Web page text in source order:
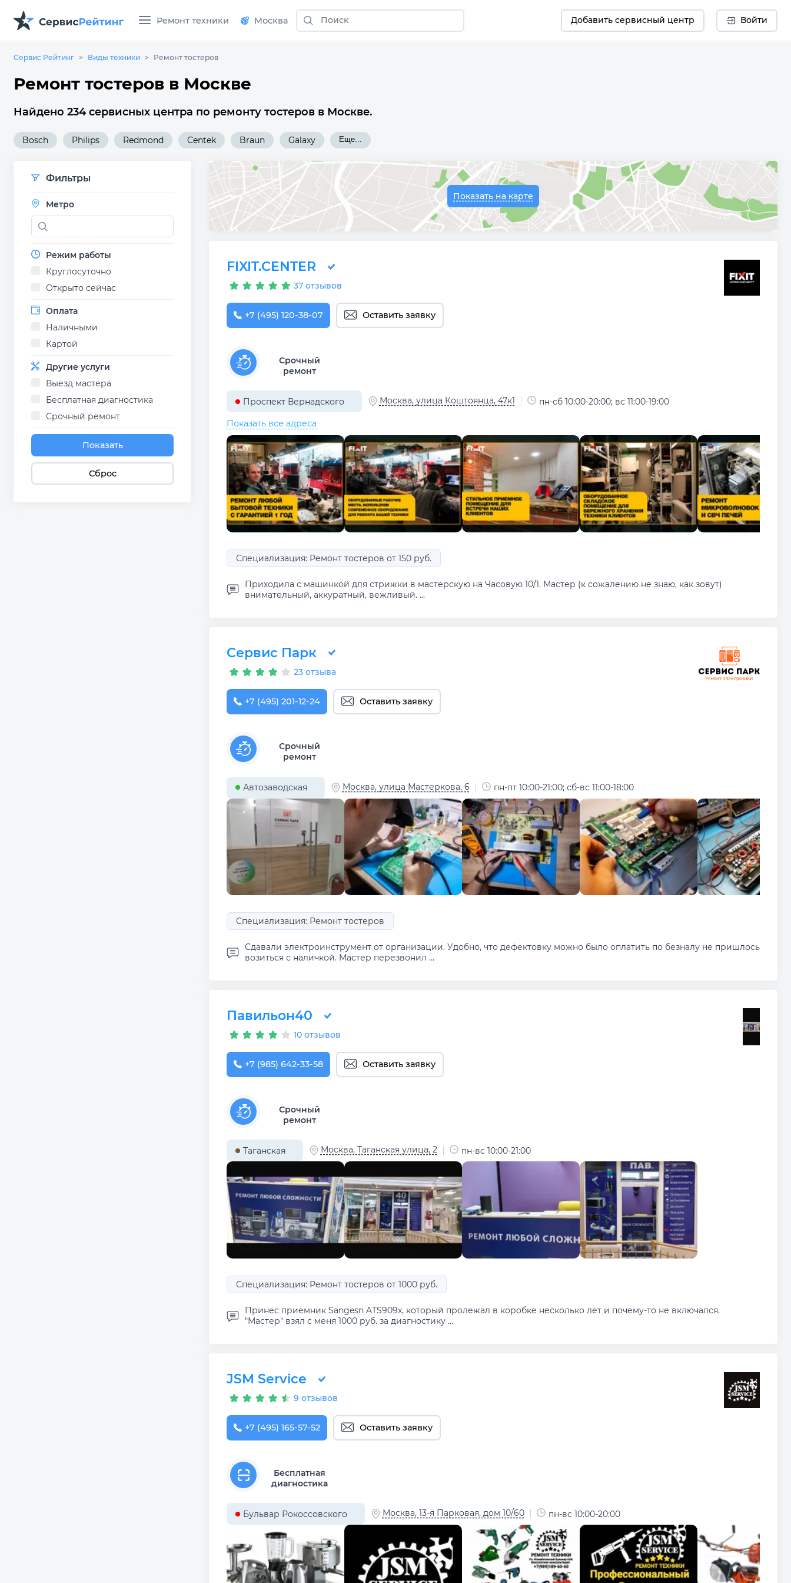
Ремонт техники Москва Добавить сервисный центр Войти
Сервис Рейтинг Виды техники Ремонт тостеров
Ремонт тостеров в Москве
Найдено 234 сервисных центра по ремонту тостеров в Москве.
Bosch Philips Redmond Centek Braun Galaxy Еще...
Фильтры
Метро
Режим работы
Круглосуточно
Открыто сейчас
Оплата
Наличными
Картой
Другие услуги
Выезд мастера
Бесплатная диагностика
Срочный ремонт
Показать
Сброс
Показать на карте
FIXIT.CENTER
37 отзывов
+7 (495) 120-38-07 Оставить заявку
Срочный
ремонт
Проспект Вернадского Москва, улица Коштоянца, 47к1 пн-сб 10:00-20:00; вс 11:00-19:00
Показать все адреса
Специализация: Ремонт тостеров от 150 руб.
Приходила с машинкой для стрижки в мастерскую на Часовую 10/1. Мастер (к сожалению не знаю, как зовут)
внимательный, аккуратный, вежливый. ...
Сервис Парк
23 отзыва
+7 (495) 201-12-24 Оставить заявку
Срочный
ремонт
Автозаводская Москва, улица Мастеркова, 6 пн-пт 10:00-21:00; сб-вс 11:00-18:00
Специализация: Ремонт тостеров
Сдавали электроинструмент от организации. Удобно, что дефектовку можно было оплатить по безналу не пришлось
возиться с наличкой. Мастер перезвонил ...
Павильон40
10 отзывов
+7 (985) 642-33-58 Оставить заявку
Срочный
ремонт
Таганская Москва, Таганская улица, 2 пн-вс 10:00-21:00
Специализация: Ремонт тостеров от 1000 руб.
Принес приемник Sangesn ATS909x, который пролежал в коробке несколько лет и почему-то не включался.
"Мастер" взял с меня 1000 руб. за диагностику ...
JSM Service
9 отзывов
+7 (495) 165-57-52 Оставить заявку
Бесплатная
диагностика
Бульвар Рокоссовского Москва, 13-я Парковая, дом 10/60 пн-вс 10:00-20:00